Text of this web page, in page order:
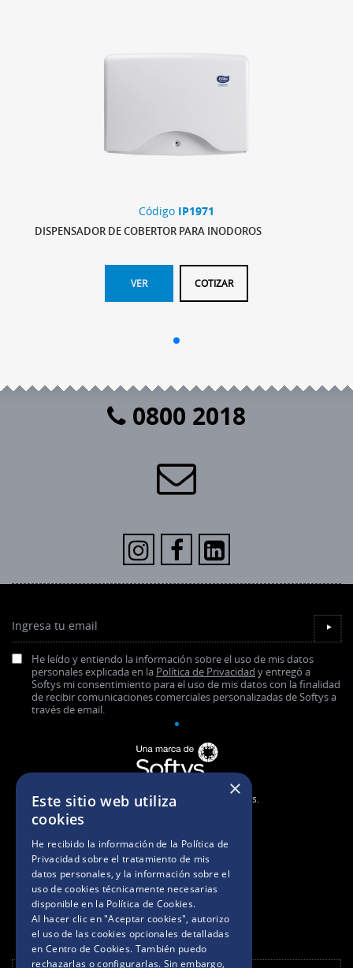
Código IP1971
DISPENSADOR DE COBERTOR PARA INODOROS
VER COTIZAR
0800 2018
Ingresa tu email
He leído y entiendo la información sobre el uso de mis datos
personales explicada en la Política de Privacidad y entregó a
Softys mi consentimiento para el uso de mis datos con la finalidad
de recibir comunicaciones comerciales personalizadas de Softys a
través de email.
▼
2025. Todos los derechos reservados.
BASES Y CONDICIONES
POLÍTICAS DE PRIVACIDAD
AVISO DE COOKIES
×
Este sitio web utiliza
cookies
He recibido la información de la Política de
Privacidadsobre el tratamiento de mis
datos personales, y la información sobre el
uso de cookies técnicamente necesarias
disponible en la Política de Cookies.
Al hacer clic en "Aceptar cookies", autorizo
el uso de las cookies opcionales detalladas
en Centro de Cookies. También puedo
rechazarlas o configurarlas. Sin embargo,